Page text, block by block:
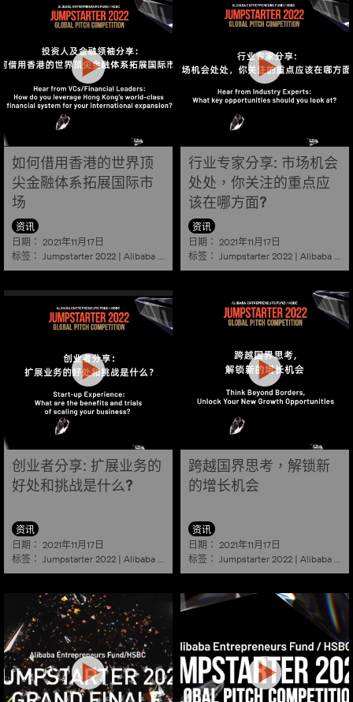
如何借用香港的世界顶
尖金融体系拓展国际市
场
资讯
日期： 2021年11月17日
标签： Jumpstarter 2022 | Alibaba Startup
行业专家分享: 市场机会
处处，你关注的重点应
该在哪方面?
资讯
日期： 2021年11月17日
标签： Jumpstarter 2022 | Alibaba
创业者分享: 扩展业务的
好处和挑战是什么?
资讯
日期： 2021年11月17日
标签： Jumpstarter 2022 | Alibaba Startup
跨越国界思考，解锁新
的增长机会
资讯
日期： 2021年11月17日
标签： Jumpstarter 2022 | Alibaba